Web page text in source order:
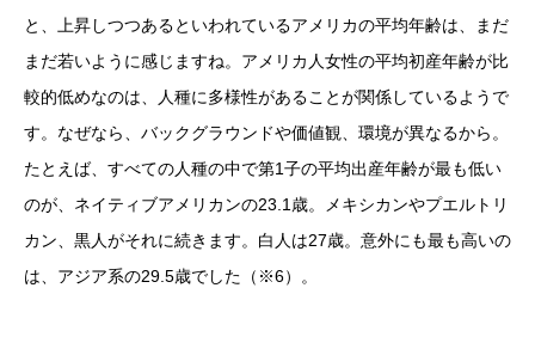
と、上昇しつつあるといわれているアメリカの平均年齢は、まだ
まだ若いように感じますね。アメリカ人女性の平均初産年齢が比
較的低めなのは、人種に多様性があることが関係しているようで
す。なぜなら、バックグラウンドや価値観、環境が異なるから。
たとえば、すべての人種の中で第1子の平均出産年齢が最も低い
のが、ネイティブアメリカンの23.1歳。メキシカンやプエルトリ
カン、黒人がそれに続きます。白人は27歳。意外にも最も高いの
は、アジア系の29.5歳でした（※6）。